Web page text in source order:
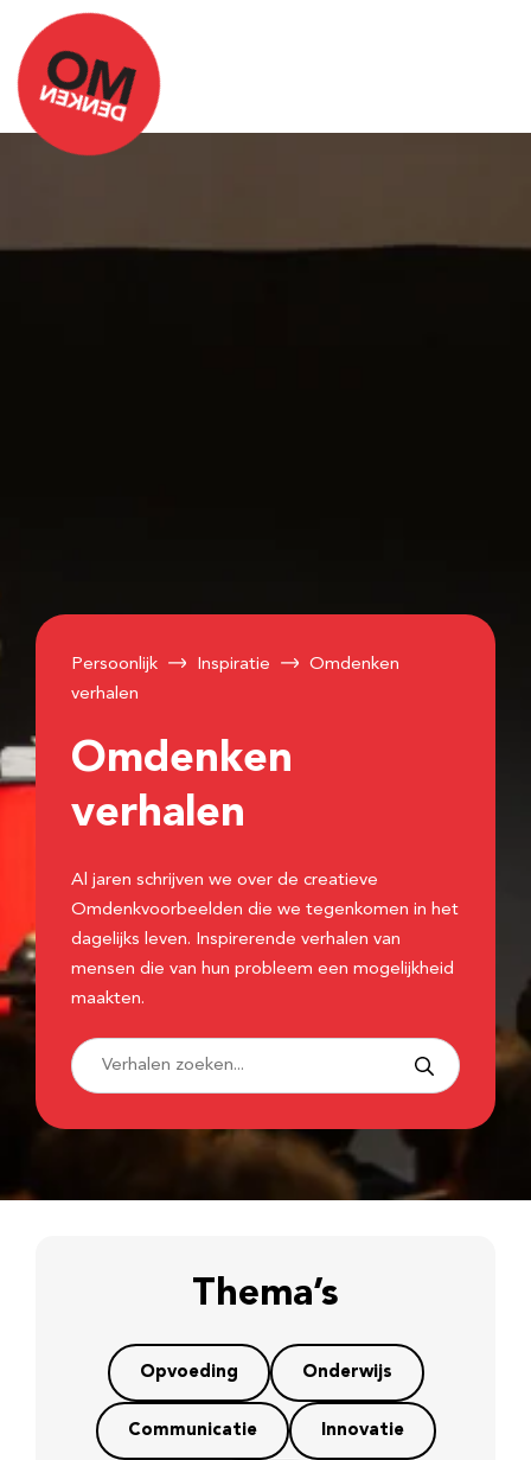
Persoonlijk Inspiratie
Omdenken
verhalen
Omdenken
verhalen
Al jaren schrijven we over de creatieve
Omdenkvoorbeelden die we tegenkomen in het
dagelijks leven. Inspirerende verhalen van
mensen die van hun probleem een mogelijkheid
maakten.
Thema’s
Opvoeding Onderwijs
Communicatie Innovatie